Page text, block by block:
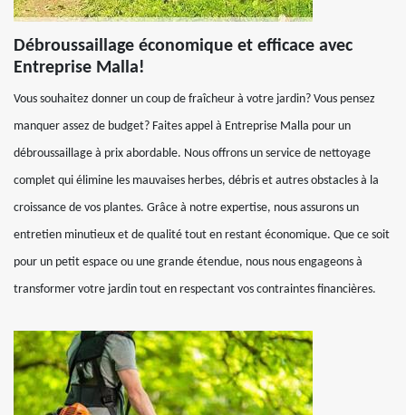
Débroussaillage économique et efficace avec
Entreprise Malla!
Vous souhaitez donner un coup de fraîcheur à votre jardin? Vous pensez
manquer assez de budget? Faites appel à Entreprise Malla pour un
débroussaillage à prix abordable. Nous offrons un service de nettoyage
complet qui élimine les mauvaises herbes, débris et autres obstacles à la
croissance de vos plantes. Grâce à notre expertise, nous assurons un
entretien minutieux et de qualité tout en restant économique. Que ce soit
pour un petit espace ou une grande étendue, nous nous engageons à
transformer votre jardin tout en respectant vos contraintes financières.